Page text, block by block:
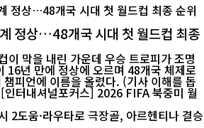
정상…48개국 시대 첫 월드컵 최종
이 막을 내린 가운데 우승 트로피가 조명
16년 만에 정상에 오르며 48개국 체제로
피언에 이름을 올렸다. (기사 이해를 돕